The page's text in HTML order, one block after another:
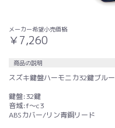
メーカー希望小売価格
￥7,260
商品の説明
スズキ鍵盤ハーモニカ32鍵ブルー
鍵盤:32鍵
音域:f〜c3
ABSカバー/リン青銅リード